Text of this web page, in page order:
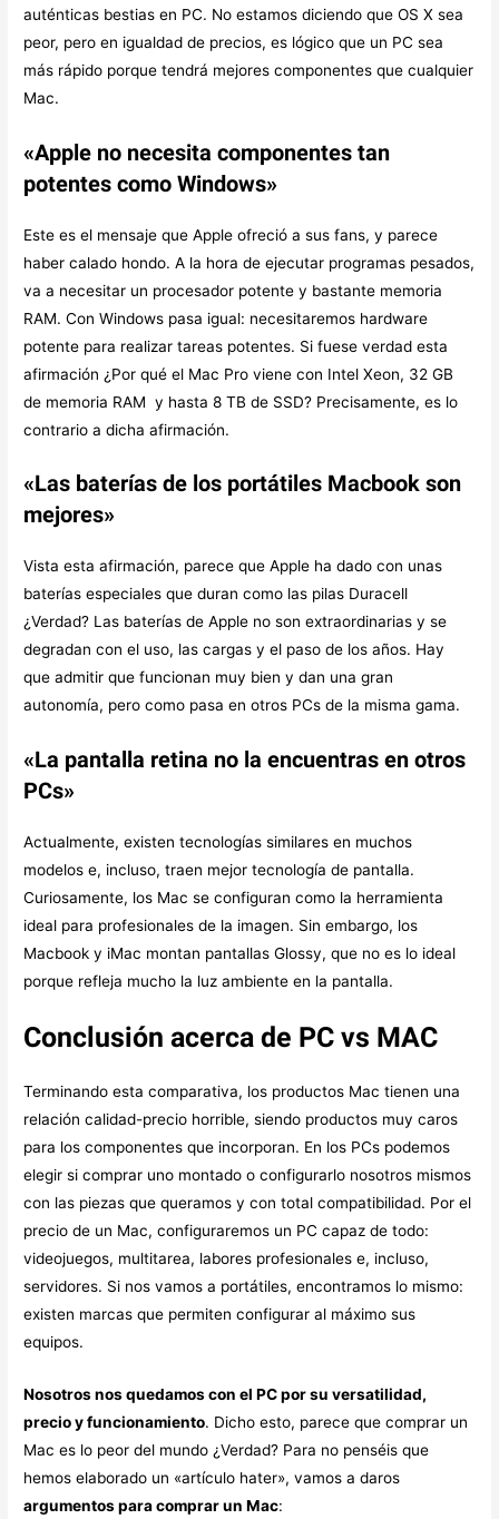
auténticas bestias en PC. No estamos diciendo que OS X sea
peor, pero en igualdad de precios, es lógico que un PC sea
más rápido porque tendrá mejores componentes que cualquier
Mac.
«Apple no necesita componentes tan
potentes como Windows»
Este es el mensaje que Apple ofreció a sus fans, y parece
haber calado hondo. A la hora de ejecutar programas pesados,
va a necesitar un procesador potente y bastante memoria
RAM. Con Windows pasa igual: necesitaremos hardware
potente para realizar tareas potentes. Si fuese verdad esta
afirmación ¿Por qué el Mac Pro viene con Intel Xeon, 32 GB
de memoria RAM y hasta 8 TB de SSD? Precisamente, es lo
contrario a dicha afirmación.
«Las baterías de los portátiles Macbook son
mejores»
Vista esta afirmación, parece que Apple ha dado con unas
baterías especiales que duran como las pilas Duracell
¿Verdad? Las baterías de Apple no son extraordinarias y se
degradan con el uso, las cargas y el paso de los años. Hay
que admitir que funcionan muy bien y dan una gran
autonomía, pero como pasa en otros PCs de la misma gama.
«La pantalla retina no la encuentras en otros
PCs»
Actualmente, existen tecnologías similares en muchos
modelos e, incluso, traen mejor tecnología de pantalla.
Curiosamente, los Mac se configuran como la herramienta
ideal para profesionales de la imagen. Sin embargo, los
Macbook y iMac montan pantallas Glossy, que no es lo ideal
porque refleja mucho la luz ambiente en la pantalla.
Conclusión acerca de PC vs MAC
Terminando esta comparativa, los productos Mac tienen una
relación calidad-precio horrible, siendo productos muy caros
para los componentes que incorporan. En los PCs podemos
elegir si comprar uno montado o configurarlo nosotros mismos
con las piezas que queramos y con total compatibilidad. Por el
precio de un Mac, configuraremos un PC capaz de todo:
videojuegos, multitarea, labores profesionales e, incluso,
servidores. Si nos vamos a portátiles, encontramos lo mismo:
existen marcas que permiten configurar al máximo sus
equipos.
Nosotros nos quedamos con el PC por su versatilidad,
precio y funcionamiento. Dicho esto, parece que comprar un
Mac es lo peor del mundo ¿Verdad? Para no penséis que
hemos elaborado un «artículo hater», vamos a daros
argumentos para comprar un Mac: